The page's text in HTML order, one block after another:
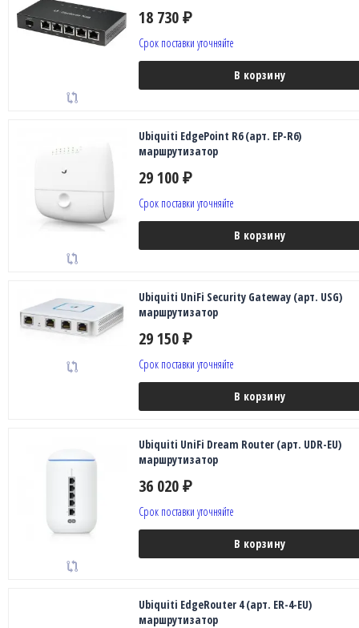
18 730 ₽
Срок поставки уточняйте
В корзину
Ubiquiti EdgePoint R6 (арт. EP-R6)
маршрутизатор
29 100 ₽
Срок поставки уточняйте
В корзину
Ubiquiti UniFi Security Gateway (арт. USG)
маршрутизатор
29 150 ₽
Срок поставки уточняйте
В корзину
Ubiquiti UniFi Dream Router (арт. UDR-EU)
маршрутизатор
36 020 ₽
Срок поставки уточняйте
В корзину
Ubiquiti EdgeRouter 4 (арт. ER-4-EU)
маршрутизатор